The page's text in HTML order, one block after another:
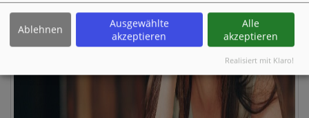
Ablehnen
Ausgewählte
akzeptieren
Alle
akzeptieren
Realisiert mit Klaro!